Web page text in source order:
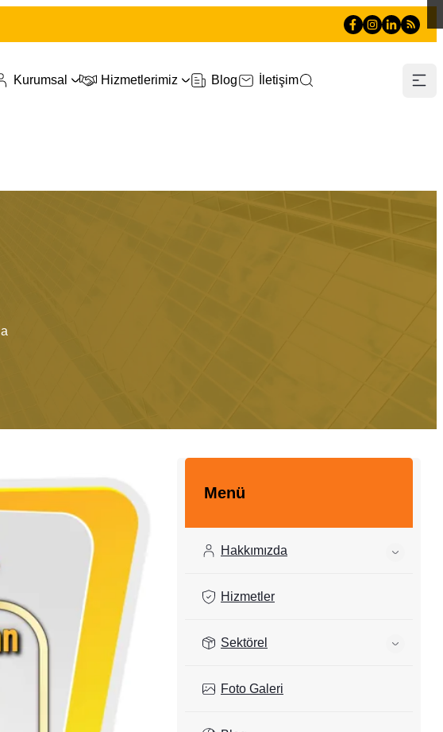
Kurumsal Hizmetlerimiz Blog İletişim
Menü
Hakkımızda
Hizmetler
Sektörel
Foto Galeri